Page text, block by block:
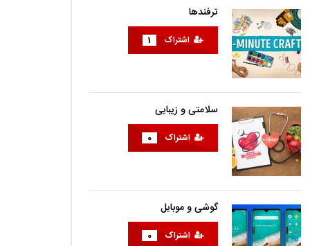
ترفندها
اشتراک 1
سلامتی و زیبایی
اشتراک 0
گوشی و موبایل
اشتراک 0